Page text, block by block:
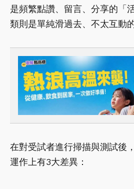
是頻繁點讚、留言、分享的「
類則是單純滑過去、不太互動
在對受試者進行掃描與測試後
運作上有3大差異：